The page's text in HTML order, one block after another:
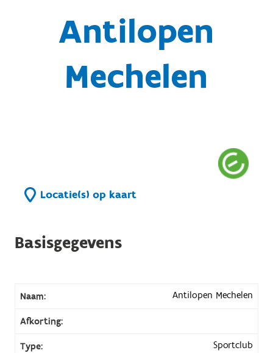
Antilopen
Mechelen
Locatie(s) op kaart
Basisgegevens
Naam: Antilopen Mechelen
Afkorting:
Type: Sportclub